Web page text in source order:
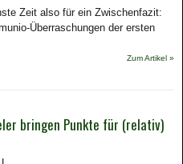
Zeit also für ein Zwischenfazit:
Überraschungen der ersten
Zum Artikel »
bringen Punkte für (relativ)